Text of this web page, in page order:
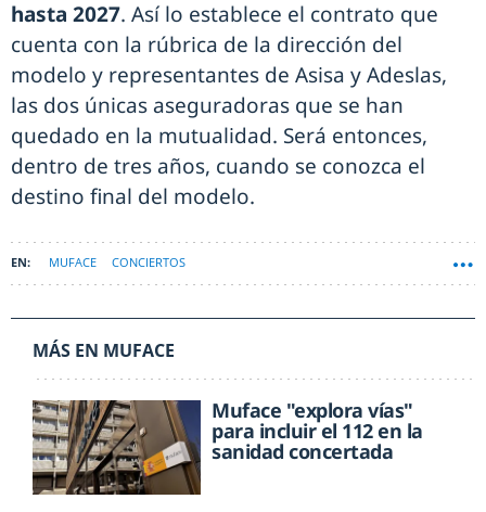
hasta 2027. Así lo establece el contrato que
cuenta con la rúbrica de la dirección del
modelo y representantes de Asisa y Adeslas,
las dos únicas aseguradoras que se han
quedado en la mutualidad. Será entonces,
dentro de tres años, cuando se conozca el
destino final del modelo.
MUFACE CONCIERTOS
MÁS EN MUFACE
Muface "explora vías"
para incluir el 112 en la
sanidad concertada